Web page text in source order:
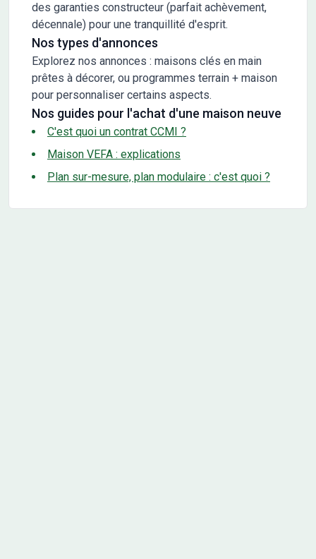
des garanties constructeur (parfait achèvement,
décennale) pour une tranquillité d'esprit.
Nos types d'annonces
Explorez nos annonces : maisons clés en main
prêtes à décorer, ou programmes terrain + maison
pour personnaliser certains aspects.
Nos guides pour l'achat d'une maison neuve
C'est quoi un contrat CCMI ?
Maison VEFA : explications
Plan sur-mesure, plan modulaire : c'est quoi ?